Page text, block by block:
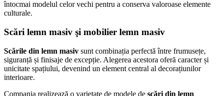
întocmai modelul celor vechi pentru a conserva valoroase elemente
culturale.
Scări lemn masiv şi mobilier lemn masiv
Scările din lemn masiv sunt combinația perfectă între frumusețe,
siguranță și finisaje de excepție. Alegerea acestora oferă caracter și
unicitate spațiului, devenind un element central al decorațiunilor
interioare.
Compania realizează o varietate de modele de scări din lemn